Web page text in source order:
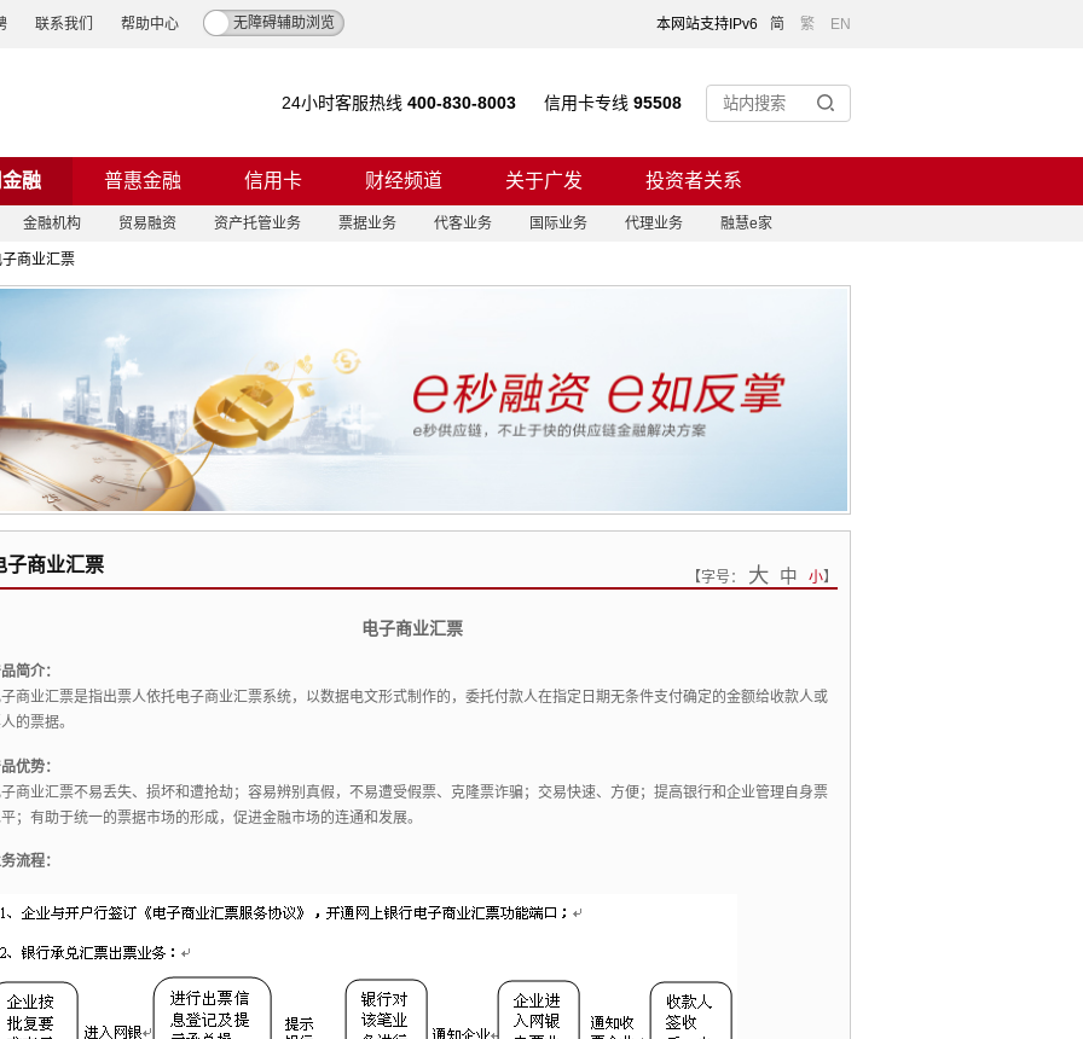
联系我们 帮助中心 无障碍辅助浏览 本网站支持IPv6 简 繁 EN
24小时客服热线 400-830-8003 信用卡专线 95508
融 普惠金融 信用卡 财经频道 关于广发 投资者关系
金融机构 贸易融资 资产托管业务 票据业务 代客业务 国际业务 代理业务 融慧e家
商业汇票
子商业汇票
【字号： 大 中 小】
电子商业汇票
简介：
商业汇票是指出票人依托电子商业汇票系统，以数据电文形式制作的，委托付款人在指定日期无条件支付确定的金额给收款人或
的票据。
优势：
商业汇票不易丢失、 损坏和遭抢劫； 容易辨别真假， 不易遭受假票、 克隆票诈骗； 交易快速、 方便； 提高银行和企业管理自身票
； 有助于统一的票据市场的形成， 促进金融市场的连通和发展。
流程：